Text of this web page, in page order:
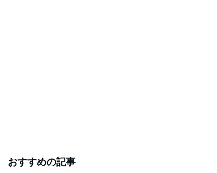
おすすめの記事